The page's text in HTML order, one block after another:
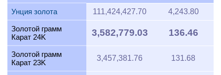
Унция золота
111,424,427.70 4,243.80
Золотой грамм
Карат 24K
3,582,779.03 136.46
Золотой грамм
Карат 23K
3,457,381.76 131.68